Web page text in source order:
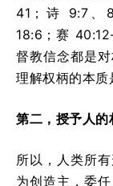
41；诗 9:7、
18:6；赛
督教信念都是
理解权柄的本质
第二， 授予人的
所以，人类所
为创造主，委